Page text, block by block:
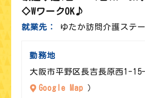
◇WワークOK♪
就業先 ゆたか訪問介護ステ
勤務地
大阪市平野区長吉長原西1-
Google Map ）